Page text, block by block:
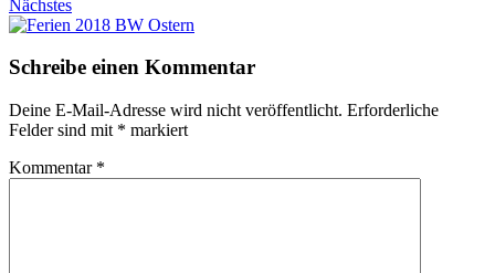
Nächstes
Schreibe einen Kommentar
Deine E-Mail-Adresse wird nicht veröffentlicht. Erforderliche
Felder sind mit * markiert
Kommentar *